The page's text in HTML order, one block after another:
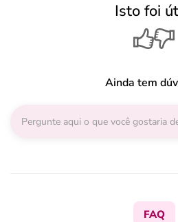
Isto foi
Ainda tem
FAQ